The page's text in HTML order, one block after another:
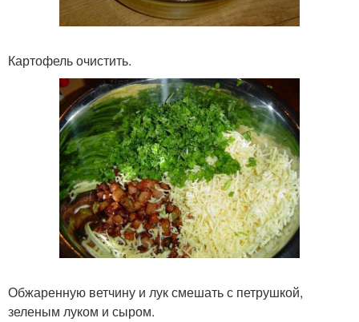
Картофель очистить.
Обжаренную ветчину и лук смешать с петрушкой,
зеленым луком и сыром.